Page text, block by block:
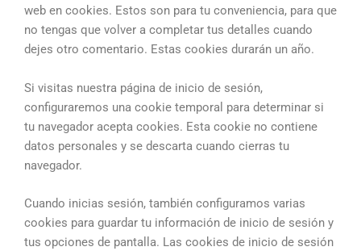
web en cookies. Estos son para tu conveniencia, para que
no tengas que volver a completar tus detalles cuando
dejes otro comentario. Estas cookies durarán un año.
Si visitas nuestra página de inicio de sesión,
configuraremos una cookie temporal para determinar si
tu navegador acepta cookies. Esta cookie no contiene
datos personales y se descarta cuando cierras tu
navegador.
Cuando inicias sesión, también configuramos varias
cookies para guardar tu información de inicio de sesión y
tus opciones de pantalla. Las cookies de inicio de sesión